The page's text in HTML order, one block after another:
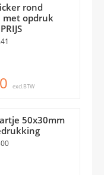
rond
met opdruk
excl.BTW
50x30mm